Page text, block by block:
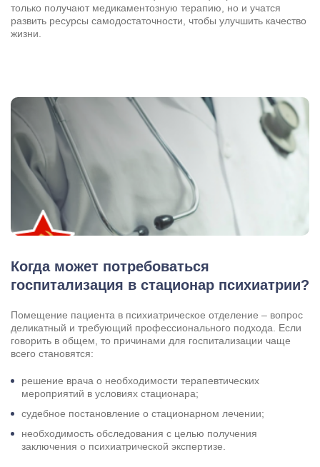
только получают медикаментозную терапию, но и учатся
развить ресурсы самодостаточности, чтобы улучшить качество
жизни.
Когда может потребоваться
госпитализация в стационар психиатрии?
Помещение пациента в психиатрическое отделение – вопрос
деликатный и требующий профессионального подхода. Если
говорить в общем, то причинами для госпитализации чаще
всего становятся:
решение врача о необходимости терапевтических
мероприятий в условиях стационара;
судебное постановление о стационарном лечении;
необходимость обследования с целью получения
заключения о психиатрической экспертизе.
Нажимая кнопку я соглашаюсь сполитикой конфиденциальности
пользовательским соглашением
Отправить